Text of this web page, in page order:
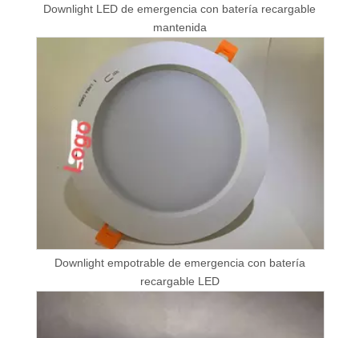
Downlight LED de emergencia con batería recargable
mantenida
Downlight empotrable de emergencia con batería
recargable LED